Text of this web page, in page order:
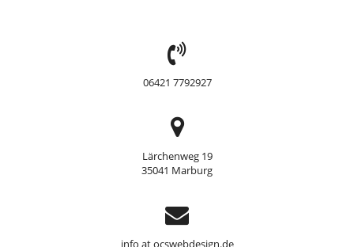
TEL:
06421 7792927
Adresse
Lärchenweg 19
35041 Marburg
Support
info at ocswebdesign.de